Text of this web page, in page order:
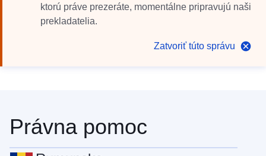
Zatvoriť túto správu
ktorú práve prezeráte, momentálne pripravujú naši
prekladatelia.
Právna pomoc